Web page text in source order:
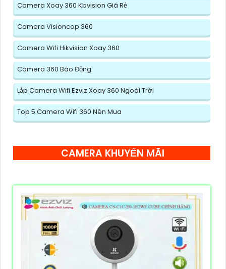
Camera Xoay 360 Kbvision Giá Rẻ
Camera Visioncop 360
Camera Wifi Hikvision Xoay 360
Camera 360 Báo Động
Lắp Camera Wifi Ezviz Xoay 360 Ngoài Trời
Top 5 Camera Wifi 360 Nên Mua
CAMERA KHUYẾN MÃI